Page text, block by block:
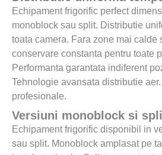
Echipament frigorific perfect
monoblock sau split. Distributie
toata camera. Fara zone mai calde
conservare constanta pentru toate
Performanta garantata indiferent
Tehnologie avansata distributie
profesionale.
Versiuni monoblock si
Echipament frigorific disponibil in
sau split. Monoblock amplasat pe